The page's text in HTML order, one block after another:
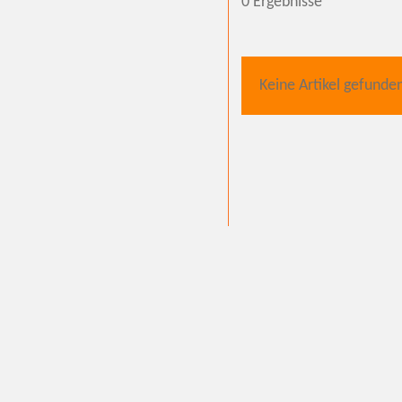
Keine Artikel